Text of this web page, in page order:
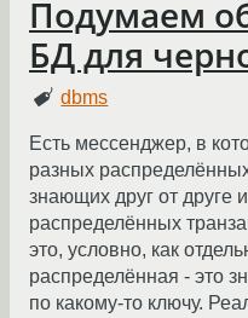
Подумаем
БД для
dbms
Есть мессенджер, в
разных
знающих друг от друге
распределённых
это, условно, как
распределённая - это
по какому-то ключу.